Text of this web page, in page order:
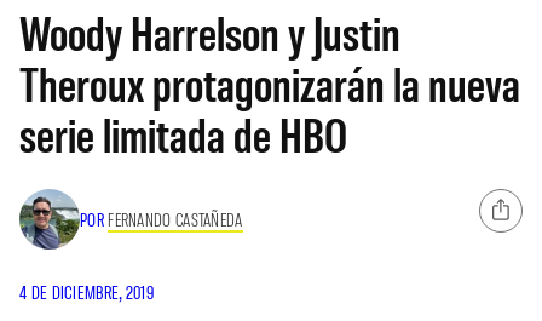
Woody Harrelson y Justin
Theroux protagonizarán la nueva
serie limitada de HBO
POR FERNANDO CASTAÑEDA
4 DE DICIEMBRE, 2019